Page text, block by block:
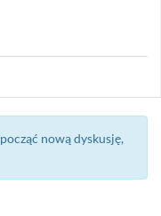
nową dyskusję,